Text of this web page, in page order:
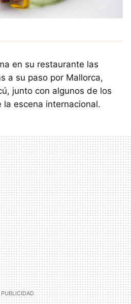
en su restaurante las
a su paso por Mallorca,
junto con algunos de los
escena internacional.